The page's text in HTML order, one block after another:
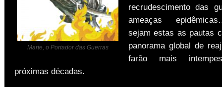
Marte, o Portador das Guerras
recrudescimento das
ameaças
sejam estas as pautas
panorama global de
farão mais
próximas décadas.